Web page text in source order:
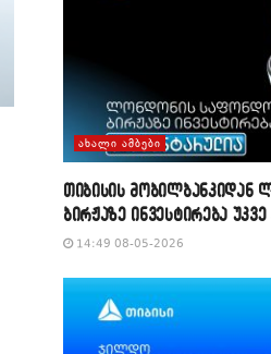
ᲐᲮᲐᲚᲘ ᲐᲛᲑᲔᲑᲘ
თიბისის მობილბანკიდან
ბირჟაზე ინვესტირება
14:49 08-05-2026